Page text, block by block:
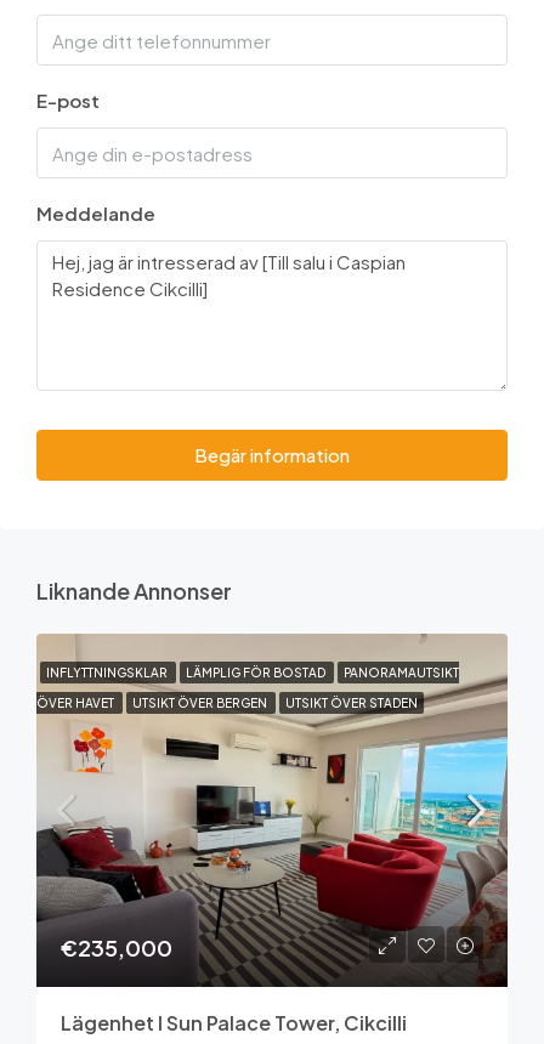
E-post
Meddelande
Begär information
Liknande Annonser
INFLYTTNINGSKLAR LÄMPLIG FÖR BOSTAD PANORAMAUTSIKT
ÖVER HAVET UTSIKT ÖVER BERGEN UTSIKT ÖVER STADEN
€235,000
Lägenhet I Sun Palace Tower, Cikcilli